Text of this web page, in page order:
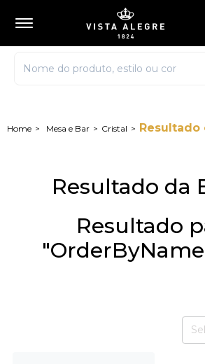
Mesa e Bar Cristal Resultado
Resultado da
Resultado